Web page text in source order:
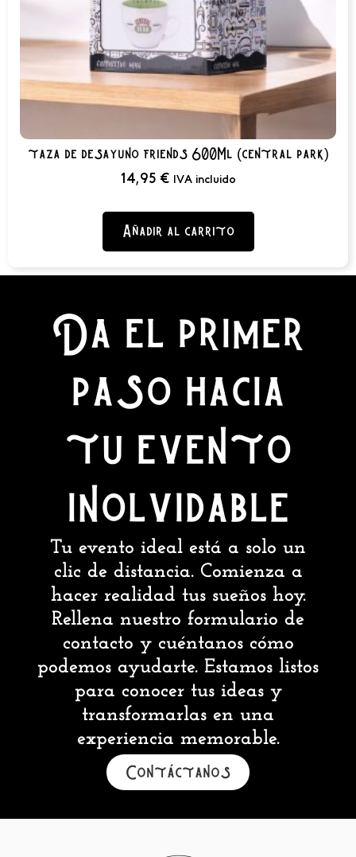
taza de desayuno friends 600Ml (central park)
14,95 € IVA incluido
Añadir al carrito
Da el primer
paso hacia
tu evento
inolvidable
Tu evento ideal está a solo un
clic de distancia. Comienza a
hacer realidad tus sueños hoy.
Rellena nuestro formulario de
contacto y cuéntanos cómo
podemos ayudarte. Estamos listos
para conocer tus ideas y
transformarlas en una
experiencia memorable.
Contáctanos